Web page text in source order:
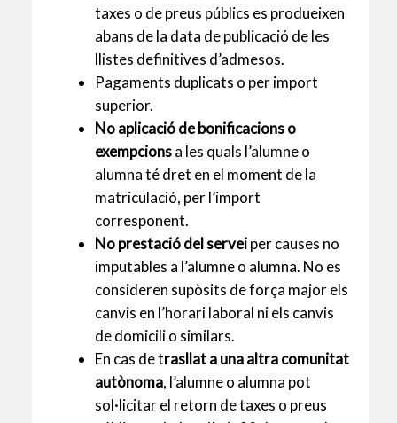
taxes o de preus públics es produeixen
abans de la data de publicació de les
llistes definitives d’admesos.
Pagaments duplicats o per import
superior.
No aplicació de bonificacions o
exempcionsa les quals l’alumne o
alumna té dret en el moment de la
matriculació, per l’import
corresponent.
No prestació del serveiper causes no
imputables a l’alumne o alumna. No es
consideren supòsits de força major els
canvis en l’horari laboral ni els canvis
de domicili o similars.
En cas de trasllat a una altra comunitat
autònoma, l’alumne o alumna pot
sol·licitar el retorn de taxes o preus